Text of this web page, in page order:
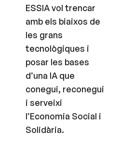
ESSIA vol trencar
amb els biaixos de
les grans
tecnològiques i
posar les bases
d’una IA que
conegui, reconegui
i serveixi
l’Economia Social i
Solidària.